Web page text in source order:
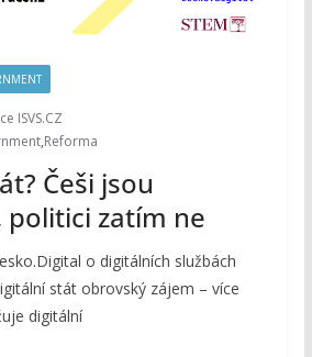
ISVS.CZ
,Reforma
Češi jsou
politici zatím ne
o digitálních službách
stát obrovský zájem – více
digitální